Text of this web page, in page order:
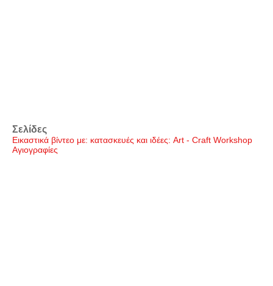
Σελίδες
Εικαστικά βίντεο με: κατασκευές και ιδέες: Art - Craft Workshop
Αγιογραφίες